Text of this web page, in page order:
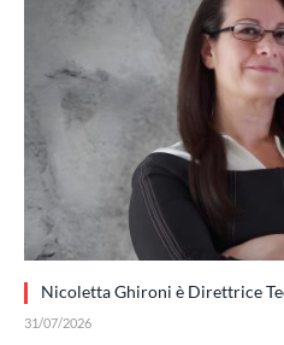
Nicoletta Ghironi è Direttrice
31/07/2026